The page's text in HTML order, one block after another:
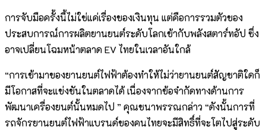
การจับมือครั้งนี้ไม่ใช่แค่เรื่องของเงินทุน แต่คือการรวมตัวของ
ประสบการณ์การผลิตยานยนต์ระดับโลกเข้ากับพลังสตาร์ทอัป ซึ่ง
อาจเปลี่ยนโฉมหน้าตลาด EV ไทยในเวลาอันใกล้
“การเข้ามาของยานยนต์ไฟฟ้าต้องทำให้ไม่ว่ายานยนต์สัญชาติใดก็
มีโอกาสที่จะแข่งขันในตลาดได้ เนื่องจากข้อจำกัดทางด้านการ
พัฒนาเครื่องยนต์นั้นหมดไป ” คุณชนาพรรณกล่าว “ดังนั้นการที่
รถจักรยานยนต์ไฟฟ้าแบรนด์ของคนไทยจะมีสิทธิ์ที่จะโตไปสู่ระดับ